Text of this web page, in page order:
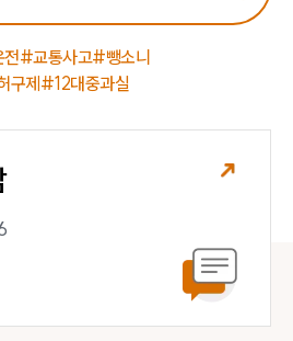
#교통사고#뺑소니
구제#12대중과실